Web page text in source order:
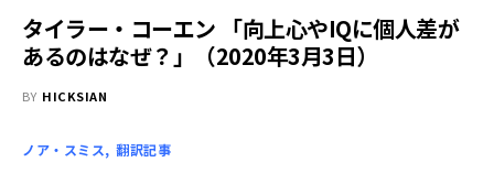
タイラー・コーエン 「向上心やIQに個人差が
あるのはなぜ？」（2020年3月3日）
BY HICKSIAN
ノア・スミス 翻訳記事